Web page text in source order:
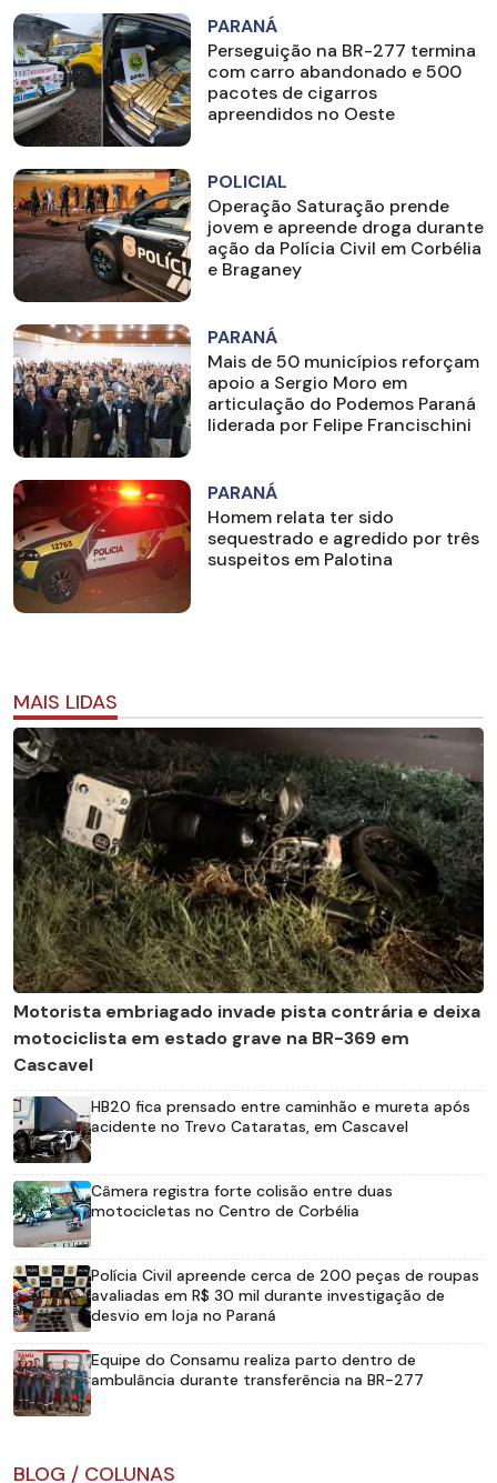
PARANÁ
Perseguição na BR-277 termina
com carro abandonado e 500
pacotes de cigarros
apreendidos no Oeste
POLICIAL
Operação Saturação prende
jovem e apreende droga durante
ação da Polícia Civil em Corbélia
e Braganey
PARANÁ
Mais de 50 municípios reforçam
apoio a Sergio Moro em
articulação do Podemos Paraná
liderada por Felipe Francischini
PARANÁ
Homem relata ter sido
sequestrado e agredido por três
suspeitos em Palotina
MAIS LIDAS
Motorista embriagado invade pista contrária e deixa
motociclista em estado grave na BR-369 em
Cascavel
HB20 fica prensado entre caminhão e mureta após
acidente no Trevo Cataratas, em Cascavel
Câmera registra forte colisão entre duas
motocicletas no Centro de Corbélia
Polícia Civil apreende cerca de 200 peças de roupas
avaliadas em R$ 30 mil durante investigação de
desvio em loja no Paraná
Equipe do Consamu realiza parto dentro de
ambulância durante transferência na BR-277
BLOG / COLUNAS